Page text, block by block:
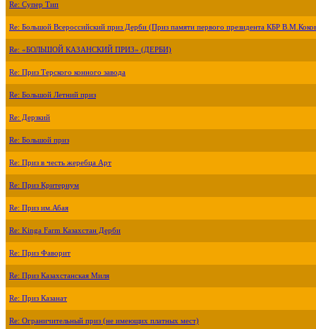
Re: Супер Тип
Re: Большой Всероссийский приз Дерби (Приз памяти первого президента КБР
Re: «БОЛЬШОЙ КАЗАНСКИЙ ПРИЗ» (ДЕРБИ)
Re: Приз Терского конного завода
Re: Большой Летний приз
Re: Дерзкий
Re: Большой приз
Re: Приз в честь жеребца Арт
Re: Приз Критериум
Re: Приз им.Абая
Re: Kinga Farm Казахстан Дерби
Re: Приз Фаворит
Re: Приз Казахстанская Миля
Re: Приз Казанат
Re: Ограничительный приз (не имеющих платных мест)